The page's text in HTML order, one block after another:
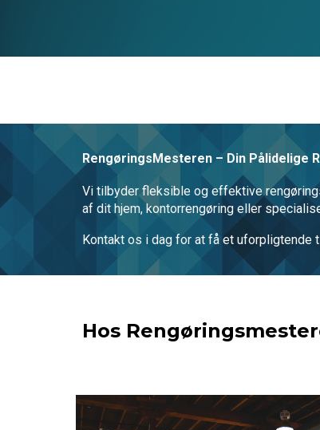
RengøringsMesteren – Din Pålidelige
Vi tilbyder fleksible og effektive
af dit hjem, kontorrengøring eller
Kontakt os i dag for at få et uforpligtende
Hos